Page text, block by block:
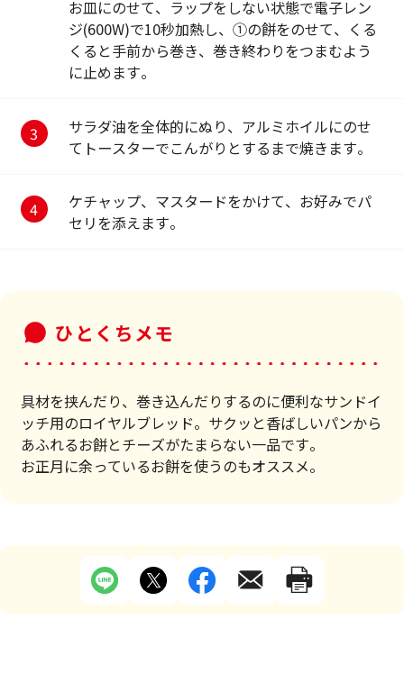
お皿にのせて、ラップをしない状態で電子レン
ジ(600W)で10秒加熱し、①の餅をのせて、くる
くると手前から巻き、巻き終わりをつまむよう
に止めます。
サラダ油を全体的にぬり、アルミホイルにのせ
てトースターでこんがりとするまで焼きます。
ケチャップ、マスタードをかけて、お好みでパ
セリを添えます。
ひとくちメモ
具材を挟んだり、巻き込んだりするのに便利なサンドイ
ッチ用のロイヤルブレッド。サクッと香ばしいパンから
あふれるお餅とチーズがたまらない一品です。
お正月に余っているお餅を使うのもオススメ。